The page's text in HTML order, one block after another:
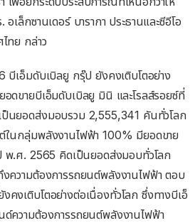
เล็กซานเดอร์ บารากา ประธานและซีอีโอ
ทย กล่าว
เอ็มดับเบิลยู กรุ๊ป ยังคงเติบโตอย่าง
อดขายบีเอ็มดับเบิลยู มินิ และโรลส์รอยซ์ที่
นยอดส่งมอบรวม 2,555,341 คันทั่วโลก
ในกลุ่มพลังงานไฟฟ้า 100% มียอดขาย
พ.ศ. 2565 คิดเป็นยอดส่งมอบทั่วโลก
ความต้องการรถยนต์พลังงานไฟฟ้า ตอบ
คงเติบโตอย่างต่อเนื่องทั่วโลก ซึ่งทางบีเอ็
ด์ความต้องการรถยนต์พลังงานไฟฟ้า